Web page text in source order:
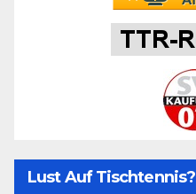
Lust Auf Tischtennis?